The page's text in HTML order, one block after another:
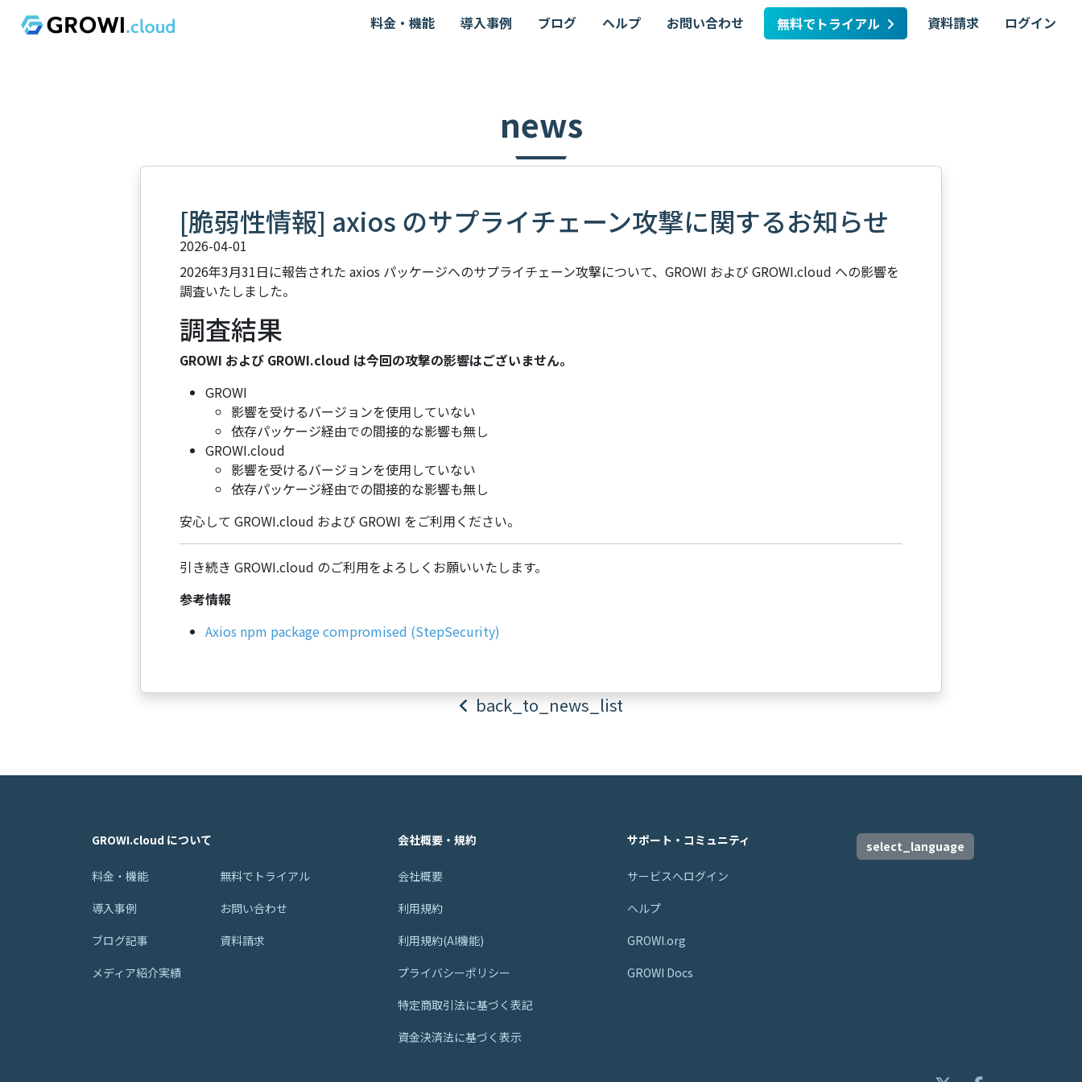
料金・機能 導入事例 ブログ ヘルプ お問い合わせ 無料でトライアル 資料請求 ログイン
news
[脆弱性情報] axios のサプライチェーン攻撃に関するお知らせ
2026-04-01
2026年3月31日に報告された axios パッケージへのサプライチェーン攻撃について、GROWI および GROWI.cloud への影響を
調査いたしました。
調査結果
GROWI および GROWI.cloud は今回の攻撃の影響はございません。
GROWI
影響を受けるバージョンを使用していない
依存パッケージ経由での間接的な影響も無し
GROWI.cloud
影響を受けるバージョンを使用していない
依存パッケージ経由での間接的な影響も無し
安心して GROWI.cloud および GROWI をご利用ください。
引き続き GROWI.cloud のご利用をよろしくお願いいたします。
参考情報
Axios npm package compromised (StepSecurity)
back_to_news_list
GROWI.cloud について
料金・機能
導入事例
ブログ記事
メディア紹介実績
無料でトライアル
お問い合わせ
資料請求
会社概要・規約
会社概要
利用規約
利用規約(AI機能)
プライバシーポリシー
特定商取引法に基づく表記
資金決済法に基づく表示
サポート・コミュニティ
サービスへログイン
ヘルプ
GROWI.org
GROWI Docs
select_language